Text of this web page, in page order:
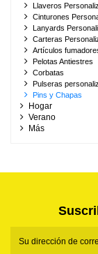
Llaveros
Cinturones
Lanyards
Carteras
Artículos
Pelotas Antiestres
Corbatas
Pulseras
Pins y Chapas
Hogar
Verano
Más